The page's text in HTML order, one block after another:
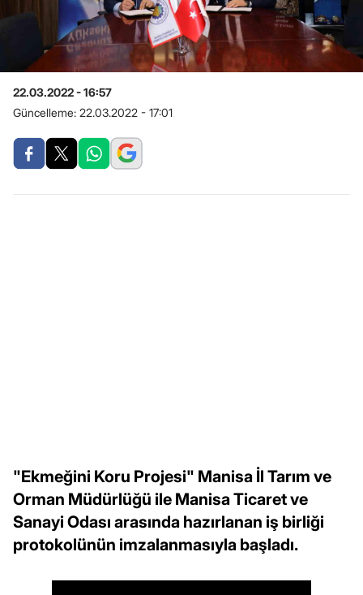
22.03.2022 - 16:57
Güncelleme: 22.03.2022 - 17:01
"Ekmeğini Koru Projesi" Manisa İl Tarım ve
Orman Müdürlüğü ile Manisa Ticaret ve
Sanayi Odası arasında hazırlanan iş birliği
protokolünün imzalanmasıyla başladı.